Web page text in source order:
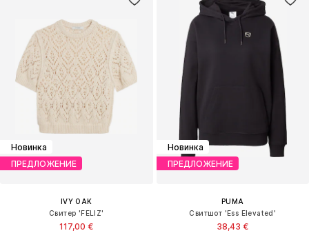
Новинка
ПРЕДЛОЖЕНИЕ
IVY OAK
Свитер 'FELIZ'
117,00 €
Новинка
ПРЕДЛОЖЕНИЕ
PUMA
Свитшот 'Ess Elevated'
38,43 €